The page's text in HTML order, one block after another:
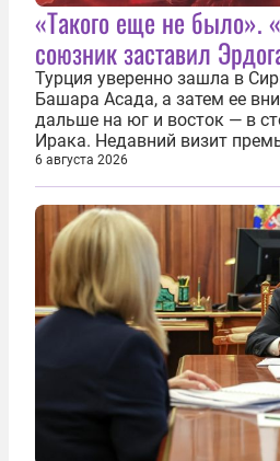
«Такого еще не было».
союзник заставил
Турция уверенно зашла в
Башара Асада, а затем ее
дальше на юг и восток — в
Ирака. Недавний визит
Анкару, договоры об
TPAO в разработке нефти
«Дороги развития»
6 августа 2026